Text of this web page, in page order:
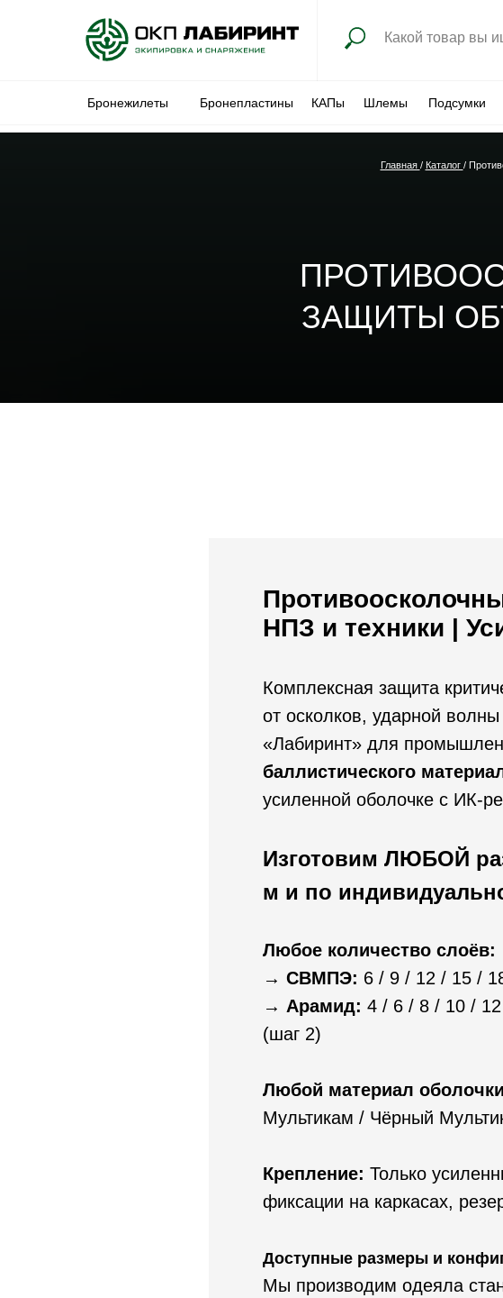
Бронежилеты Бронепластины КАПы Шлемы Подсумки
ЗАЩИТЫ
Главная / Каталог /
НПЗ и техники |
Комплексная защита
от осколков, ударной
«Лабиринт» для
баллистического
усиленной оболочке с ИК-
Изготовим ЛЮБОЙ
м и по
Любое количество слоёв:
→ СВМПЭ: 6 / 9 / 12 / 15 /
→ Арамид: 4 / 6 / 8 / 10 /
(шаг 2)
Любой материал
Мультикам / Чёрный
Крепление: Только
фиксации на каркасах,
Доступные размеры и
Мы производим одеяла